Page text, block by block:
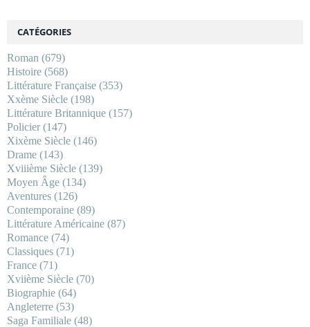
CATÉGORIES
Roman (679)
Histoire (568)
Littérature Française (353)
Xxème Siècle (198)
Littérature Britannique (157)
Policier(147)
Xixème Siècle (146)
Drame (143)
Xviiième Siècle (139)
Moyen Âge (134)
Aventures (126)
Contemporaine (89)
Littérature Américaine (87)
Romance (74)
Classiques (71)
France (71)
Xviième Siècle (70)
Biographie (64)
Angleterre (53)
Saga Familiale (48)